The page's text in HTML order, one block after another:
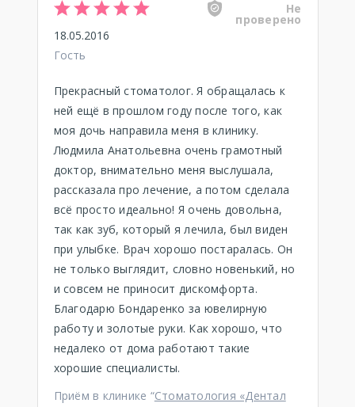
Не
проверено
18.05.2016
Гость
Прекрасный стоматолог. Я обращалась к
ней ещё в прошлом году после того, как
моя дочь направила меня в клинику.
Людмила Анатольевна очень грамотный
доктор, внимательно меня выслушала,
рассказала про лечение, а потом сделала
всё просто идеально! Я очень довольна,
так как зуб, который я лечила, был виден
при улыбке. Врач хорошо постаралась. Он
не только выглядит, словно новенький, но
и совсем не приносит дискомфорта.
Благодарю Бондаренко за ювелирную
работу и золотые руки. Как хорошо, что
недалеко от дома работают такие
хорошие специалисты.
Приём в клинике “Стоматология «Дентал